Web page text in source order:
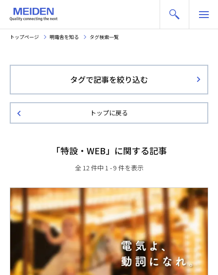
トップページ 明電舎を知る タグ検索一覧
タグで記事を絞り込む
トップに戻る
「特設・WEB 」に関する記事
全 12 件中 1 - 9 件を表示